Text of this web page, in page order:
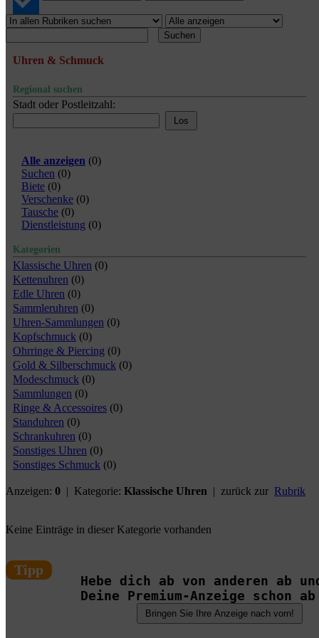
Suchen
Uhren & Schmuck
Regional suchen
Stadt oder Postleitzahl:
Alle anzeigen (0)
Suchen (0)
Biete (0)
Verschenke (0)
Tausche (0)
Dienstleistung (0)
Kategorien
Klassische Uhren (0)
Kettenuhren (0)
Edle Uhren (0)
Sammleruhren (0)
Uhren-Sammlungen (0)
Kopfschmuck (0)
Ohrringe & Piercing (0)
Gold & Silberschmuck (0)
Modeschmuck (0)
Sammlungen (0)
Ringe & Accessoires (0)
Standuhren (0)
Schrankuhren (0)
Sonstiges Uhren (0)
Sonstiges Schmuck (0)
Anzeigen: 0 | Kategorie: Klassische Uhren | zurück zur Rubrik
Keine Einträge in dieser Kategorie vorhanden
Tipp
Hebe dich ab von anderen ab
Deine Premium-Anzeige schon